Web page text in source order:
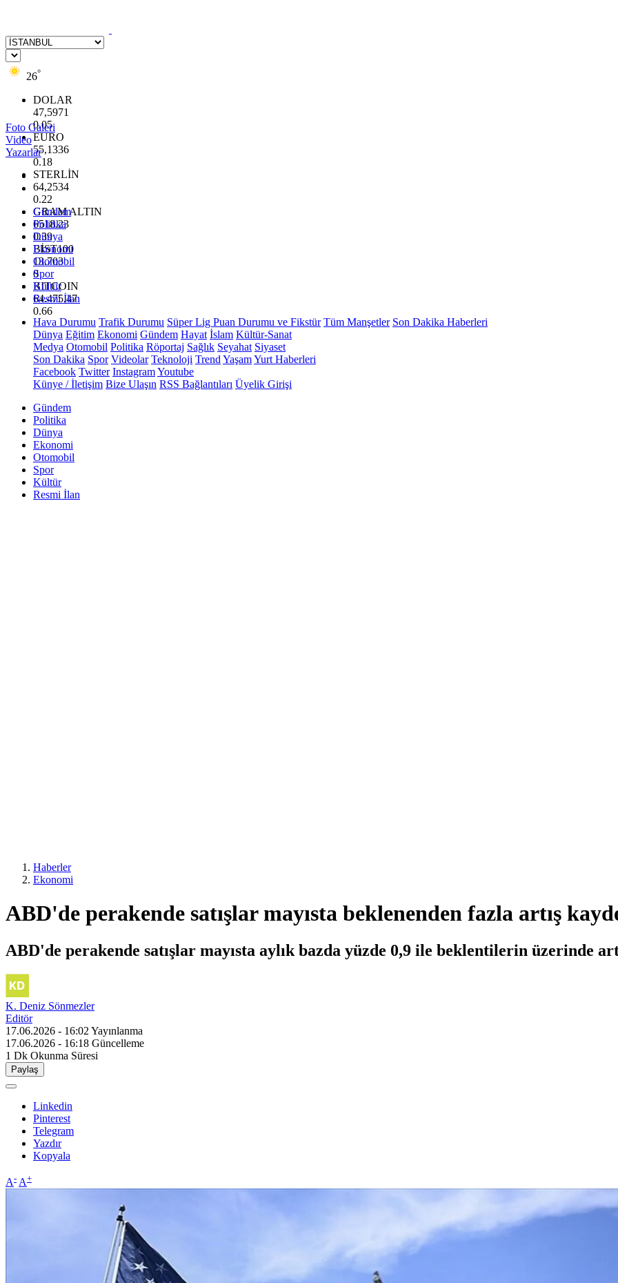
26°
DOLAR
47,5971
0.05
EURO
55,1336
0.18
STERLİN
64,2534
0.22
GRAM ALTIN
6518.23
0.39
BİST100
13.703
0
BITCOIN
64.475,47
0.66
Foto Galeri
Video
Yazarlar
Gündem
Politika
Dünya
Ekonomi
Otomobil
Spor
Kültür
Resmi İlan
Hava Durumu Trafik Durumu Süper Lig Puan Durumu ve Fikstür Tüm Manşetler Son Dakika Haberleri
Dünya Eğitim Ekonomi Gündem Hayat İslam Kültür-Sanat
Medya Otomobil Politika Röportaj Sağlık Seyahat Siyaset
Son Dakika Spor Videolar Teknoloji Trend YaşamYurt Haberleri
Facebook Twitter InstagramYoutube
Künye / İletişim Bize Ulaşın RSS Bağlantıları Üyelik Girişi
Gündem
Politika
Dünya
Ekonomi
Otomobil
Spor
Kültür
Resmi İlan
Haberler
Ekonomi
ABD'de perakende satışlar mayısta beklenenden fazla artış
ABD'de perakende satışlar mayısta aylık bazda yüzde 0,9 ile beklentilerin üzerinde
K. Deniz Sönmezler
Editör
17.06.2026 - 16:02 Yayınlanma
17.06.2026 - 16:18 Güncelleme
1 Dk Okunma Süresi
Paylaş
Linkedin
Pinterest
Telegram
Yazdır
Kopyala
A- A+